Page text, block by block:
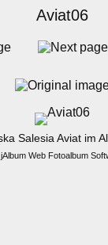
Aviat06
Salesia Aviat im
jAlbum Web Fotoalbum